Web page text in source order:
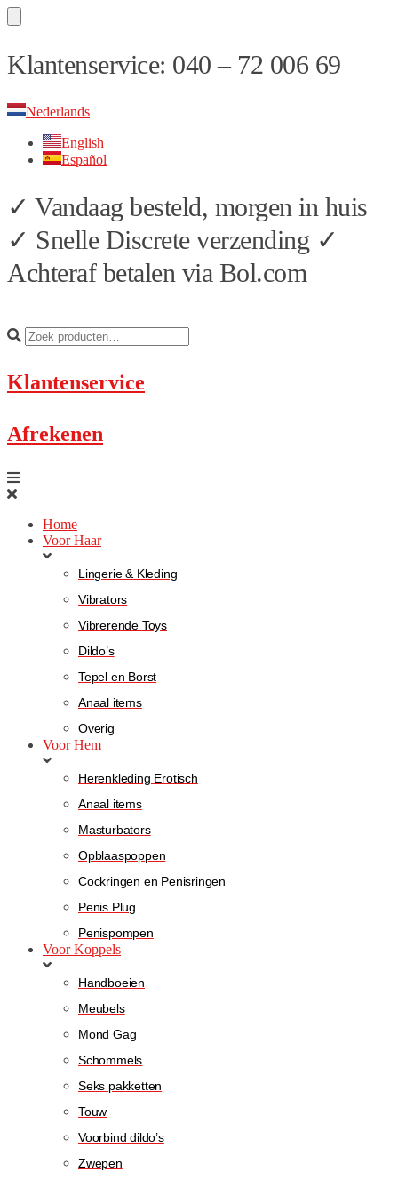
Skip
to
Skip
to
Klantenservice: 040 – 72 006 69
Nederlands
English
Español
✓ Vandaag besteld, morgen in huis
✓ Snelle Discrete verzending ✓
Achteraf betalen via Bol.com
Klantenservice
Afrekenen
Home
Voor Haar
Lingerie & Kleding
Vibrators
Vibrerende Toys
Dildo’s
Tepel en Borst
Anaal items
Overig
Voor Hem
Herenkleding Erotisch
Anaal items
Masturbators
Opblaaspoppen
Cockringen en Penisringen
Penis Plug
Penispompen
Voor Koppels
Handboeien
Meubels
Mond Gag
Schommels
Seks pakketten
Touw
Voorbind dildo’s
Zwepen